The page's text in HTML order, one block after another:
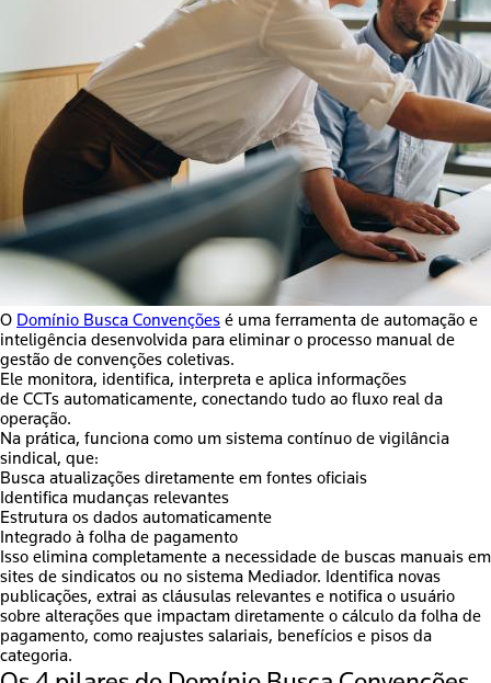
O Domínio Busca Convenções é uma ferramenta de automação e
inteligência desenvolvida para eliminar o processo manual de
gestão de convenções coletivas.
Ele monitora, identifica, interpreta e aplica informações
de CCTs automaticamente, conectando tudo ao fluxo real da
operação.
Na prática, funciona como um sistema contínuo de vigilância
sindical, que:
Busca atualizações diretamente em fontes oficiais
Identifica mudanças relevantes
Estrutura os dados automaticamente
Integrado à folha de pagamento
Isso elimina completamente a necessidade de buscas manuais em
sites de sindicatos ou no sistema Mediador. Identifica novas
publicações, extrai as cláusulas relevantes e notifica o usuário
sobre alterações que impactam diretamente o cálculo da folha de
pagamento, como reajustes salariais, benefícios e pisos da
categoria.